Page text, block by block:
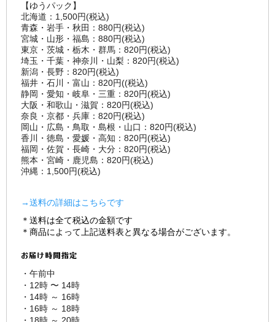
【ゆうパック】
北海道：1,500円(税込)
青森・岩手・秋田：880円(税込)
宮城・山形・福島：880円(税込)
東京・茨城・栃木・群馬：820円(税込)
埼玉・千葉・神奈川・山梨：820円(税込)
新潟・長野：820円(税込)
福井・石川・富山：820円((税込)
静岡・愛知・岐阜・三重：820円(税込)
大阪・和歌山・滋賀：820円(税込)
奈良・京都・兵庫：820円(税込)
岡山・広島・鳥取・島根・山口：820円(税込)
香川・徳島・愛媛・高知：820円(税込)
福岡・佐賀・長崎・大分：820円(税込)
熊本・宮崎・鹿児島：820円(税込)
沖縄：1,500円(税込)
→送料の詳細はこちらです
＊送料は全て税込の金額です
＊商品によって上記送料表と異なる場合がございます。
・午前中
・12時 〜 14時
・14時 ～ 16時
・16時 ～ 18時